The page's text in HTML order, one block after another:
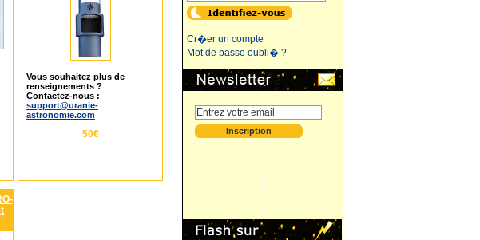
Vous souhaitez plus de
renseignements ?
Contactez-nous :
support@uranie-
astronomie.com
50€
Cr�er un compte
Mot de passe oubli� ?